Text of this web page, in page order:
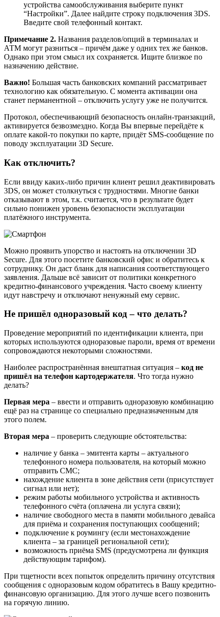
устройства самообслуживания выберите пункт
“Настройки”. Далее найдите строку подключения 3DS.
Введите свой телефонный контакт.
Примечание 2. Названия разделов/опций в терминалах и
АТМ могут разниться – причём даже у одних тех же банков.
Однако при этом смысл их сохраняется. Ищите близкое по
назначению действие.
Важно! Большая часть банковских компаний рассматривает
технологию как обязательную. С момента активации она
станет перманентной – отключить услугу уже не получится.
Протокол, обеспечивающий безопасность онлайн-транзакций,
активируется безвозмездно. Когда Вы впервые перейдёте к
оплате какой-то покупки по карте, придёт SMS-сообщение по
поводу эксплуатации 3D Secure.
Как отключить?
Если ввиду каких-либо причин клиент решил деактивировать
3DS, он может столкнуться с трудностями. Многие банки
отказывают в этом, т.к. считается, что в результате будет
сильно понижен уровень безопасности эксплуатации
платёжного инструмента.
Можно проявить упорство и настоять на отключении 3D
Secure. Для этого посетите банковский офис и обратитесь к
сотруднику. Он даст бланк для написания соответствующего
заявления. Дальше всё зависит от политики конкретного
кредитно-финансового учреждения. Часто своему клиенту
идут навстречу и отключают ненужный ему сервис.
Не пришёл одноразовый код – что делать?
Проведение мероприятий по идентификации клиента, при
которых используются одноразовые пароли, время от времени
сопровождаются некоторыми сложностями.
Наиболее распространённая внештатная ситуация – код не
пришёл на телефон картодержателя. Что тогда нужно
делать?
Первая мера – ввести и отправить одноразовую комбинацию
ещё раз на странице со специально предназначенным для
этого полем.
Вторая мера – проверить следующие обстоятельства:
наличие у банка – эмитента карты – актуального
телефонного номера пользователя, на который можно
отправить СМС;
нахождение клиента в зоне действия сети (присутствует
сигнал или нет);
режим работы мобильного устройства и активность
телефонного счёта (оплачена ли услуга связи);
наличие свободного места в памяти мобильного девайса
для приёма и сохранения поступающих сообщений;
подключение к роумингу (если местонахождение
клиента – за границей региональной сети);
возможность приёма SMS (предусмотрена ли функция
действующим тарифом).
При тщетности всех попыток определить причину отсутствия
сообщения с одноразовым кодом обратитесь в Вашу кредитно-
финансовую организацию. Для этого лучше всего позвонить
на горячую линию.